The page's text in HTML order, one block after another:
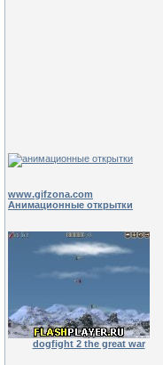
www.gifzona.com
Анимационные открытки
dogfight 2 the great war